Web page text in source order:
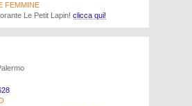
FEMMINE
Le Petit Lapin! clicca qui!